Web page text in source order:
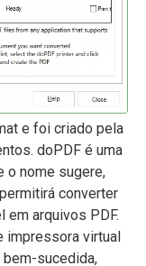
e foi criado pela
doPDF é uma
o nome sugere,
converter
em arquivos PDF.
impressora virtual
bem-sucedida,